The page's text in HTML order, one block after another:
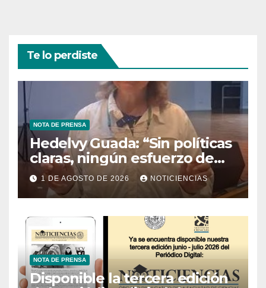
Te lo perdiste
NOTA DE PRENSA
Hedelvy Guada: “Sin políticas
claras, ningún esfuerzo de
conservación rendirá frutos”
1 DE AGOSTO DE 2026 NOTICIENCIAS
NOTA DE PRENSA
Disponible la tercera edición